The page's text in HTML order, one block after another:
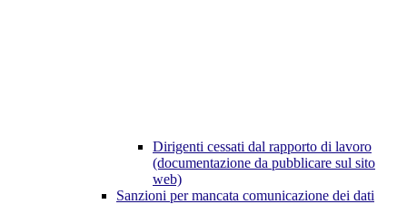
Dirigenti cessati dal rapporto di lavoro
(documentazione da pubblicare sul sito
web)
Sanzioni per mancata comunicazione dei dati